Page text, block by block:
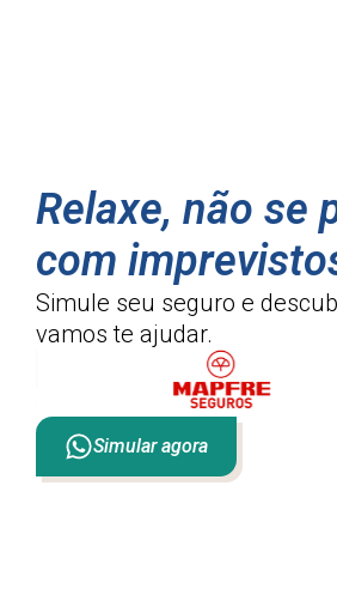
Relaxe, não se
com
Simule seu seguro e
vamos te ajudar.
Simular agora